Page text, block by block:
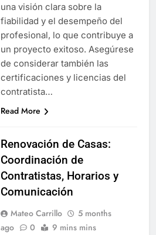
una visión clara sobre la
fiabilidad y el desempeño del
profesional, lo que contribuye a
un proyecto exitoso. Asegúrese
de considerar también las
certificaciones y licencias del
contratista…
Read More
Renovación de Casas:
Coordinación de
Contratistas, Horarios y
Comunicación
Mateo Carrillo
5 months
ago
0 9 mins mins